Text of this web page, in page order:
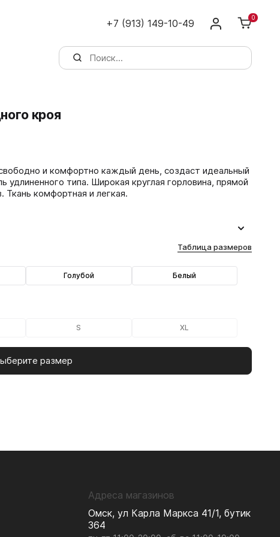
+7 (913) 149-10-49 0
кроя
и комфортно каждый день, создаст идеальный
круглая горловина, прямой
Ткань комфортная и легкая.
Таблица размеров
Голубой Белый
S XL
размер
Адреса магазинов
Омск, ул Карла Маркса 41/1, бутик
364